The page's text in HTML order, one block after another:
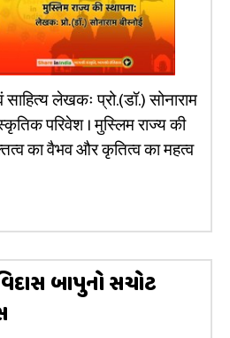
साहित्य लेखकः प्रो.(डॉ.) सोनाराम
परिवेश । मुस्लिम राज्य की
का वैभव और कृतित्व का महत्व
બાપુનો સચોટ